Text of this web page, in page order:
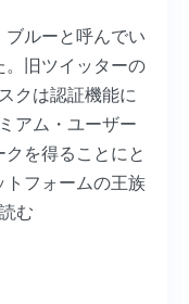
ルーと呼んでい
。旧ツイッターの
クは認証機能に
アム・ユーザー
を得ることにと
トフォームの王族
読む